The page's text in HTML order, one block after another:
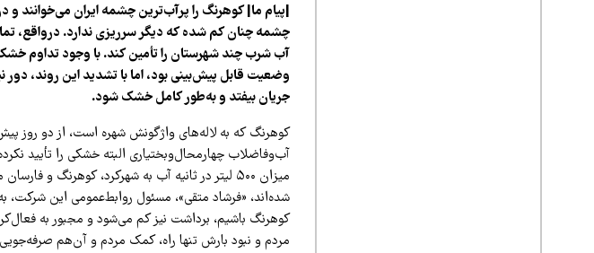
|پیام ما| کوهرنگ را پرآب‌ترین چشمه ایران می‌خوانند و
چشمه چنان کم شده که دیگر سرریزی ندارد. درواقع،
آب شرب چند شهرستان را تأمین کند. با وجود تداوم
وضعیت قابل پیش‌بینی بود، اما با تشدید این روند،
جریان بیفتد و به‌طور کامل خشک شود.
کوهرنگ که به لاله‌های واژگونش شهره است، از دو
آب‌وفاضلاب چهارمحال‌وبختیاری البته خشکی را تأیید
میزان ۵۰۰ لیتر در ثانیه آب به شهرکرد، کوهرنگ
شده‌اند، «فرشاد متقی»، مسئول روابط‌عمومی این
کوهرنگ باشیم، برداشت نیز کم می‌شود و مجبور به
مردم و نبود بارش تنها راه، کمک مردم و آن‌هم